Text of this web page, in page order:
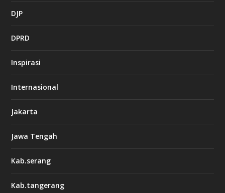
DJP
DPRD
Inspirasi
Internasional
Jakarta
Jawa Tengah
Kab.serang
Kab.tangerang